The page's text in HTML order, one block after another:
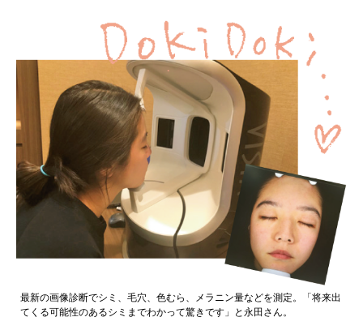
最新の画像診断でシミ、毛穴、色むら、メラニン量などを測定。「将来出
てくる可能性のあるシミまでわかって驚きです」と永田さん。